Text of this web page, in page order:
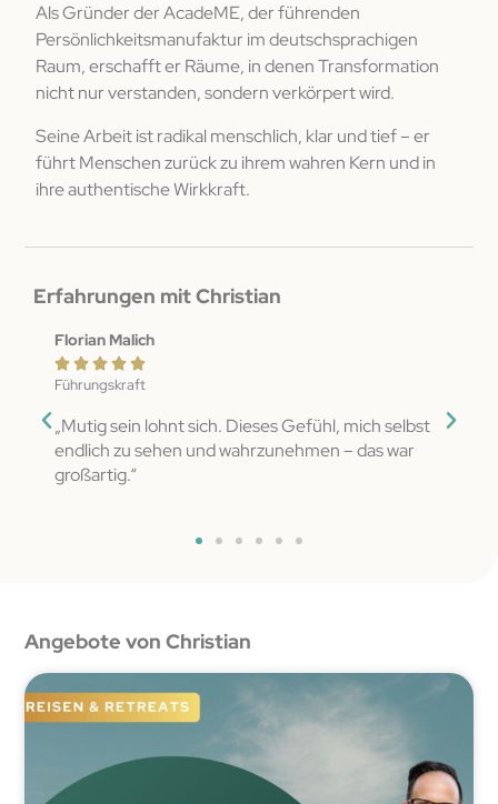
Als Gründer der AcadeME, der führenden
Persönlichkeitsmanufaktur im deutschsprachigen
Raum, erschafft er Räume, in denen Transformation
nicht nur verstanden, sondern verkörpert wird.
Seine Arbeit ist radikal menschlich, klar und tief – er
führt Menschen zurück zu ihrem wahren Kern und in
ihre authentische Wirkkraft.
Erfahrungen mit Christian
Florian Malich
    
Führungskraft
„Mutig sein lohnt sich. Dieses Gefühl, mich selbst
endlich zu sehen und wahrzunehmen – das war
großartig.“
Angebote von Christian